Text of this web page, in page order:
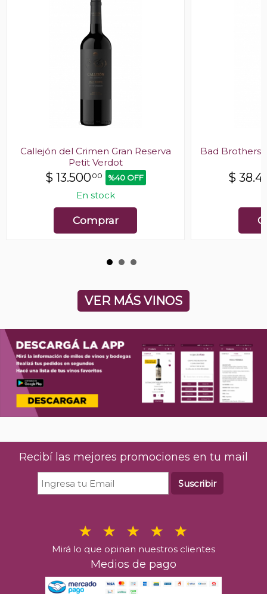
Callejón del Crimen Gran Reserva
Petit Verdot
$ 13.50000 %40 OFF
En stock
Comprar
Bad Brothers
$
VER MÁS VINOS
Recibí las mejores promociones en tu mail
Suscribir
Mirá lo que opinan nuestros clientes
Medios de pago